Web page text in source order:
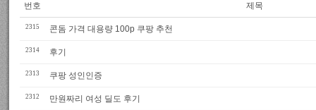
번호 제목
2315 콘돔 가격 대용량 100p 쿠팡 추천
2314 후기
2313 쿠팡 성인인증
2312 만원짜리 여성 딜도 후기